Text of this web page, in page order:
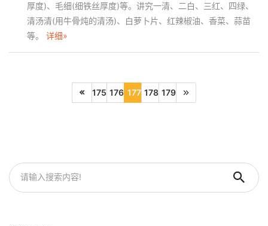
厚度)、毛细(细铁丝厚度)等。讲究一清、二白、三红、四绿、
清汤清(用牛骨炖的清汤)、白萝卜片、红辣椒油、香菜、蒜苗
等。 详细»
175 176 177 178 179